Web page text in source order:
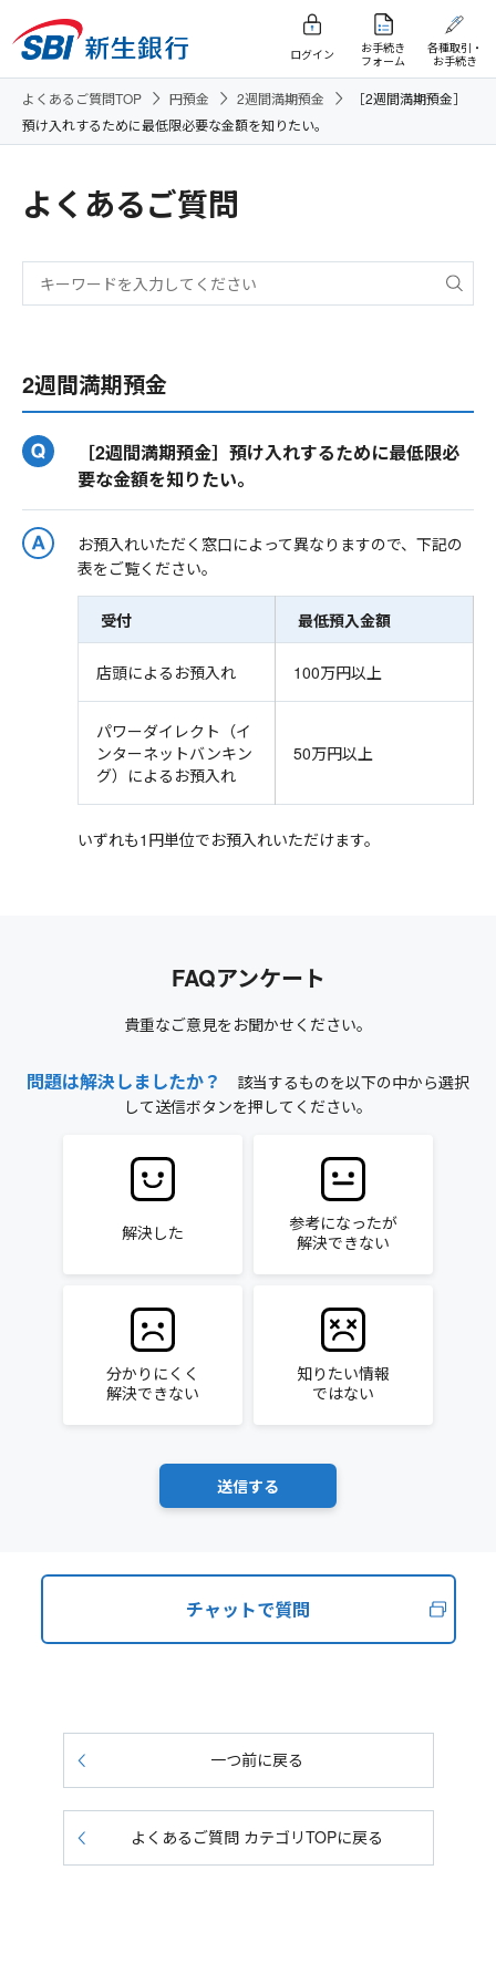
ログイン
お手続き
フォーム
各種取引・
お手続き
よくあるご質問TOP 円預金 2週間満期預金
［2週間満期預金］
預け入れするために最低限必要な金額を知りたい。
よくあるご質問
2週間満期預金
［2週間満期預金］預け入れするために最低限必
要な金額を知りたい。
お預入れいただく窓口によって異なりますので、下記の
表をご覧ください。
受付 最低預入金額
店頭によるお預入れ 100万円以上
パワーダイレクト（イ
ンターネットバンキン
グ）によるお預入れ
50万円以上
いずれも1円単位でお預入れいただけます。
FAQアンケート
貴重なご意見をお聞かせください。
問題は解決しましたか？
該当するものを以下の中から選択
して送信ボタンを押してください。
解決した
参考になったが
解決できない
分かりにくく
解決できない
知りたい情報
ではない
チャットで質問
一つ前に戻る
よくあるご質問 カテゴリTOPに戻る